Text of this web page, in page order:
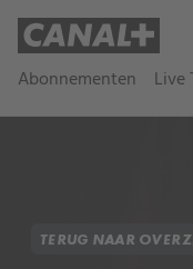
Abonnementen Live
TERUG NAAR